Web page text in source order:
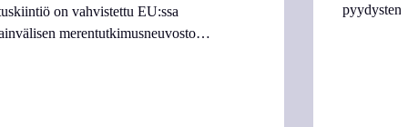
on vahvistettu EU:ssa
merentutkimusneuvosto…
pyydysten